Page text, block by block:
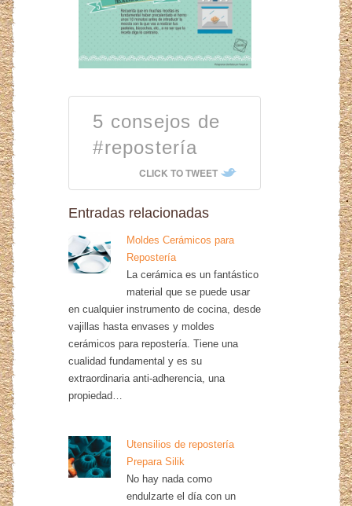
5 consejos de
#repostería
CLICK TO TWEET
Entradas relacionadas
Moldes Cerámicos para
Repostería
La cerámica es un fantástico
material que se puede usar
en cualquier instrumento de cocina, desde
vajillas hasta envases y moldes
cerámicos para repostería. Tiene una
cualidad fundamental y es su
extraordinaria anti-adherencia, una
propiedad…
Utensilios de repostería
Prepara Silik
No hay nada como
endulzarte el día con un